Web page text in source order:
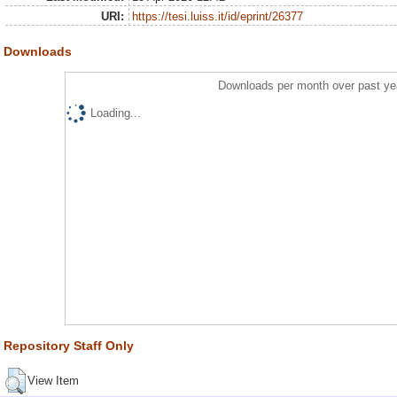
URI:
https://tesi.luiss.it/id/eprint/26377
Downloads
Downloads per month over past
Loading...
Repository Staff Only
View Item